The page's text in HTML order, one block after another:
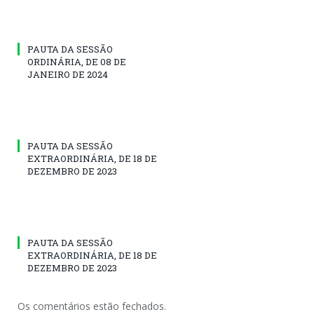
PAUTA DA SESSÃO
ORDINÁRIA, DE 08 DE
JANEIRO DE 2024
PAUTA DA SESSÃO
EXTRAORDINÁRIA, DE 18 DE
DEZEMBRO DE 2023
PAUTA DA SESSÃO
EXTRAORDINÁRIA, DE 18 DE
DEZEMBRO DE 2023
Os comentários estão fechados.